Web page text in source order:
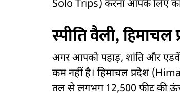
Solo Trips) करना आपके लिए
स्पीति वैली, हिमाचल
अगर आपको पहाड़, शांति और
कम नहीं है। हिमाचल प्रदेश
तल से लगभग 12,500 फीट की